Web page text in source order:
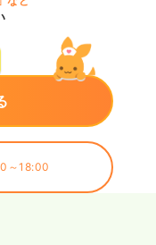
～18:00